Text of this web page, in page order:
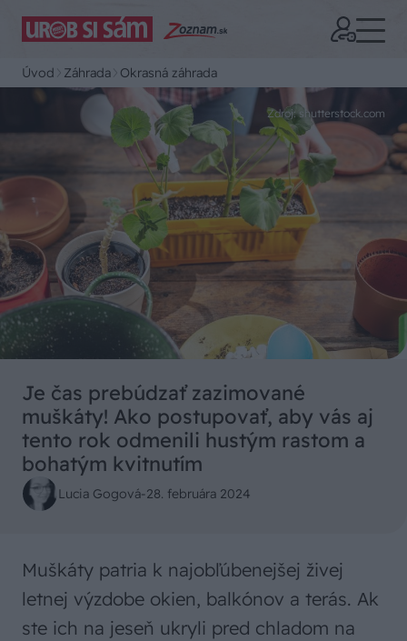
Úvod Záhrada Okrasná záhrada
Zdroj: shutterstock.com
Je čas prebúdzať zazimované
muškáty! Ako postupovať, aby vás aj
tento rok odmenili hustým rastom a
bohatým kvitnutím
Lucia Gogová-28. februára 2024
Muškáty patria k najobľúbenejšej živej
letnej výzdobe okien, balkónov a terás. Ak
ste ich na jeseň ukryli pred chladom na